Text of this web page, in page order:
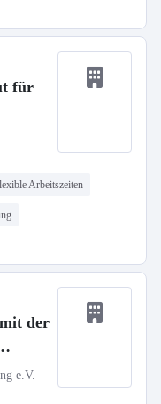
für
Arbeitszeiten
der
e.V.